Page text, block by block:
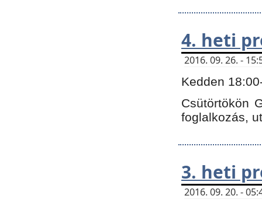
4. heti
2016. 09. 26. -
Kedden
Csütörtökön
foglalkozás,
3. heti
2016. 09. 20. -